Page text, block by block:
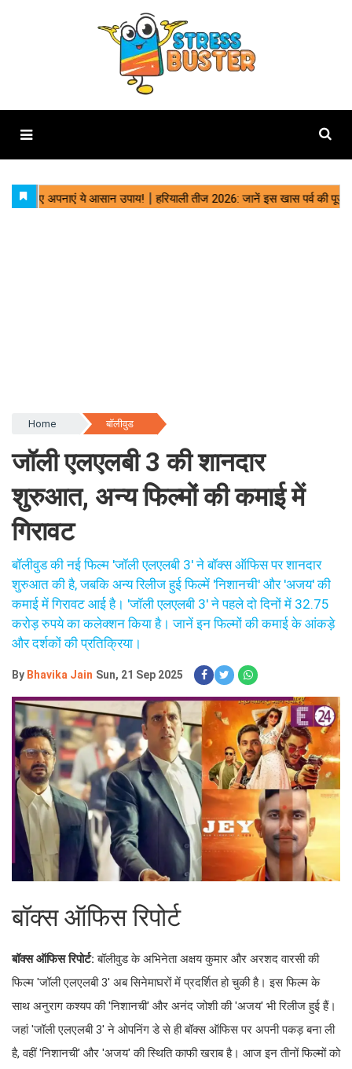
Home बॉलीवुड
जॉली एलएलबी 3 की शानदार
शुरुआत, अन्य फिल्मों की कमाई में
गिरावट
बॉलीवुड की नई फिल्म 'जॉली एलएलबी 3' ने बॉक्स ऑफिस पर शानदार
शुरुआत की है, जबकि अन्य रिलीज हुई फिल्में 'निशानची' और 'अजय' की
कमाई में गिरावट आई है। 'जॉली एलएलबी 3' ने पहले दो दिनों में 32.75
करोड़ रुपये का कलेक्शन किया है। जानें इन फिल्मों की कमाई के आंकड़े
और दर्शकों की प्रतिक्रिया।
By Bhavika Jain Sun, 21 Sep 2025
बॉक्स ऑफिस रिपोर्ट
बॉक्स ऑफिस रिपोर्ट: बॉलीवुड के अभिनेता अक्षय कुमार और अरशद वारसी की
फिल्म 'जॉली एलएलबी 3' अब सिनेमाघरों में प्रदर्शित हो चुकी है। इस फिल्म के
साथ अनुराग कश्यप की 'निशानची' और अनंद जोशी की 'अजय' भी रिलीज हुई हैं।
जहां 'जॉली एलएलबी 3' ने ओपनिंग डे से ही बॉक्स ऑफिस पर अपनी पकड़ बना ली
है, वहीं 'निशानची' और 'अजय' की स्थिति काफी खराब है। आज इन तीनों फिल्मों को